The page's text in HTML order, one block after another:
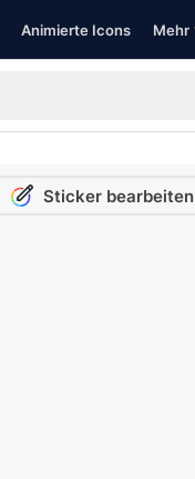
Animierte Icons Mehr
Sticker bearbeiten